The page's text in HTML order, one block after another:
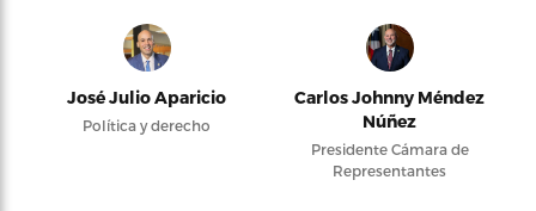
José Julio Aparicio
Política y derecho
Carlos Johnny Méndez
Núñez
Presidente Cámara de
Representantes